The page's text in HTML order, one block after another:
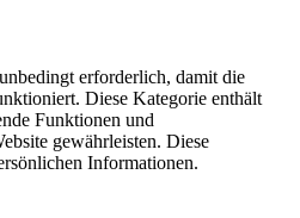
erforderlich, damit die
Diese Kategorie enthält
Funktionen und
gewährleisten. Diese
Informationen.